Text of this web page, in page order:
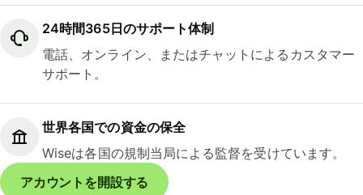
24時間365日のサポート体制
電話、オンライン、またはチャットによるカスタマー
サポート。
世界各国での資金の保全
Wiseは各国の規制当局による監督を受けています。
アカウントを開設する